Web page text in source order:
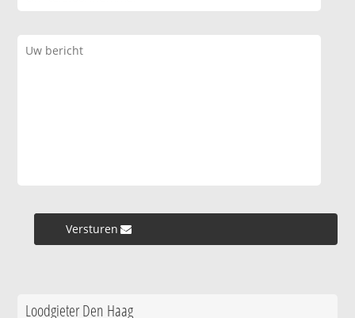
Versturen »
Loodgieter Den Haag